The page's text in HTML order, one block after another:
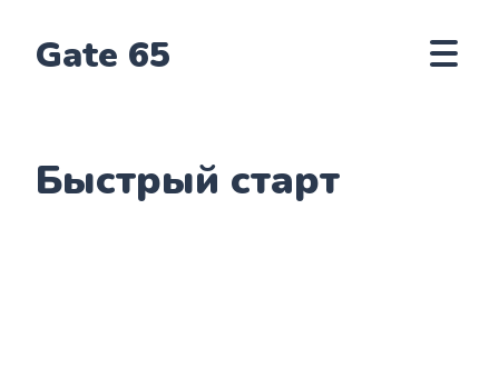
Gate 65
Быстрый старт